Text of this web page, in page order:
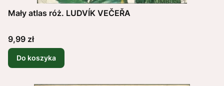
Mały atlas róż. LUDVÍK VEČEŘA
Cena
9,99 zł
Do koszyka